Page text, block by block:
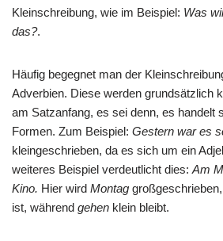
Kleinschreibung, wie im Beispiel: Was
das?.
Häufig begegnet man der
Adverbien. Diese werden grundsätzlich
am Satzanfang, es sei denn, es handelt
Formen. Zum Beispiel: Gestern war es
kleingeschrieben, da es sich um ein
weiteres Beispiel verdeutlicht dies: Am
Kino. Hier wird Montag
ist, während gehen klein bleibt.